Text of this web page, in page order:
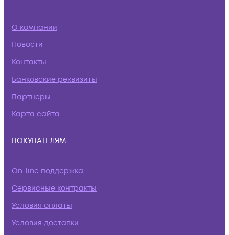
О компании
Новости
Контакты
Банковские реквизиты
Партнеры
Карта сайта
ПОКУПАТЕЛЯМ
On-line поддержка
Сервисные контракты
Условия оплаты
Условия доставки